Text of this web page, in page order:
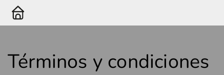
Términos y condiciones